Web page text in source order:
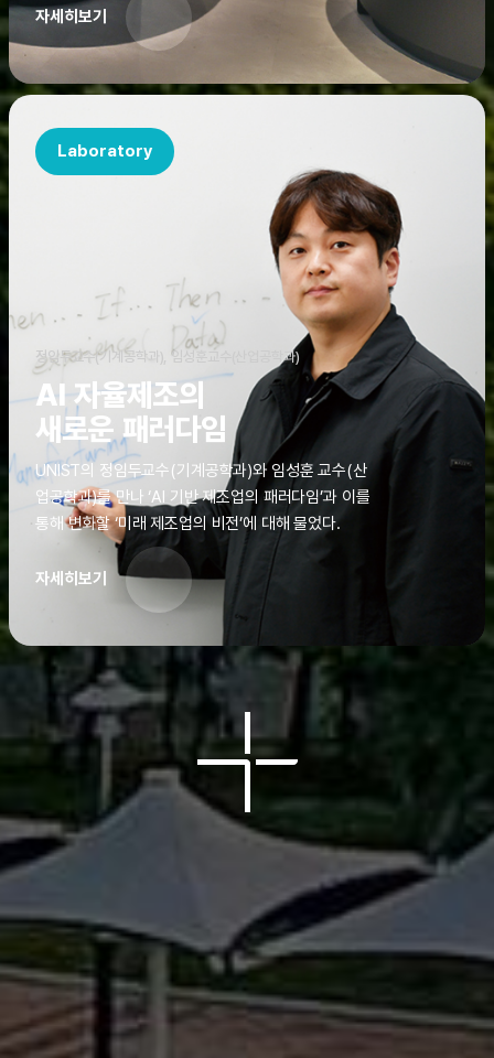
문하러 온 학부모도 빈손으로 돌려보내야 했던 아쉬움
을 달래줄 공간이 ‘유니크 스토어(UNIQUE
STORE)’라는 이름으로 지난해 11월 문을 열었다.
자세히보기
Laboratory
정임두교수(기계공학과), 임성훈교수(산업공학과)
AI 자율제조의
새로운 패러다임
UNIST의 정임두교수(기계공학과)와 임성훈 교수(산
업공학과)를 만나 ‘AI 기반 제조업의 패러다임’과 이를
통해 변화할 ‘미래 제조업의 비전’에 대해 물었다.
자세히보기